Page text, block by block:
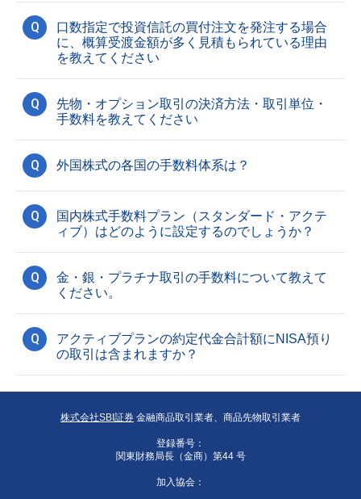
Q
口数指定で投資信託の買付注文を発注する場合
に、概算受渡金額が多く見積もられている理由
を教えてください
Q
先物・オプション取引の決済方法・取引単位・
手数料を教えてください
Q 外国株式の各国の手数料体系は？
Q
国内株式手数料プラン（スタンダード・アクテ
ィブ）はどのように設定するのでしょうか？
Q
金・銀・プラチナ取引の手数料について教えて
ください。
Q
アクティブプランの約定代金合計額にNISA預り
の取引は含まれますか？
株式会社SBI証券 金融商品取引業者、商品先物取引業者
登録番号：
関東財務局長（金商）第44 号
加入協会：